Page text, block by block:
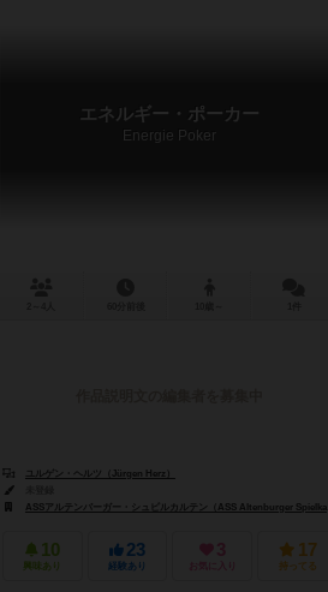
エネルギー・ポーカー
Energie Poker
ユルゲン・ヘルツ（Jürgen Herz）
ASSアルテンバーガー・シュピルカルテン（ASS Altenburger Spielkarten）
10
興味あり
23
経験あり
3
お気に入り
17
持ってる